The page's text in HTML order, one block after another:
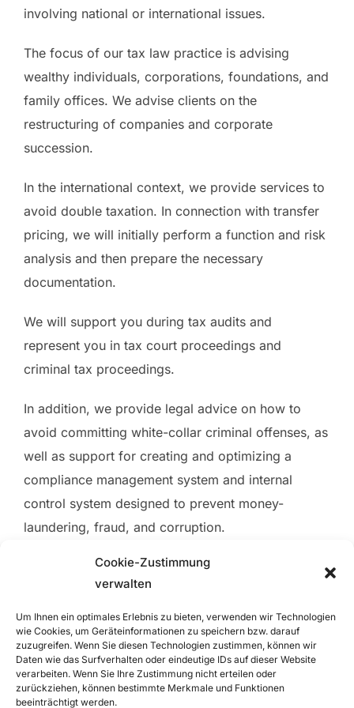
Cookie-Zustimmung
verwalten
Um Ihnen ein optimales Erlebnis zu bieten, verwenden wir Technologien
wie Cookies, um Geräteinformationen zu speichern bzw. darauf
zuzugreifen. Wenn Sie diesen Technologien zustimmen, können wir
Daten wie das Surfverhalten oder eindeutige IDs auf dieser Website
verarbeiten. Wenn Sie Ihre Zustimmung nicht erteilen oder
zurückziehen, können bestimmte Merkmale und Funktionen
beeinträchtigt werden.
involving national or international issues.
The focus of our tax law practice is advising
wealthy individuals, corporations, foundations, and
family offices. We advise clients on the
restructuring of companies and corporate
succession.
In the international context, we provide services to
avoid double taxation. In connection with transfer
pricing, we will initially perform a function and risk
analysis and then prepare the necessary
documentation.
We will support you during tax audits and
represent you in tax court proceedings and
criminal tax proceedings.
In addition, we provide legal advice on how to
avoid committing white-collar criminal offenses, as
well as support for creating and optimizing a
compliance management system and internal
control system designed to prevent money-
laundering, fraud, and corruption.